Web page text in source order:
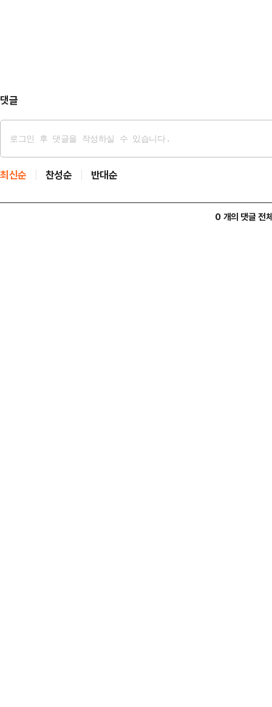
댓글
최신순 찬성순 반대순
0 개의 댓글 전